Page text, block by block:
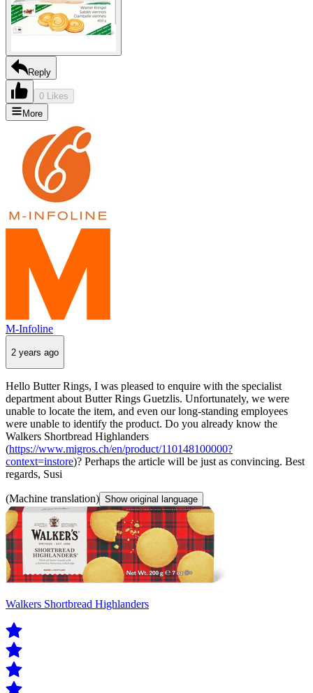
Reply
0 Likes
More
M-Infoline
2 years ago
Hello Butter Rings, I was pleased to enquire with the specialist
department about Butter Rings Guetzlis. Unfortunately, we were
unable to locate the item, and even our long-standing employees
were unable to identify the product. Do you already know the
Walkers Shortbread Highlanders
(https://www.migros.ch/en/product/110148100000?
context=instore)? Perhaps the article will be just as convincing. Best
regards, Susi
(Machine translation) Show original language
Walkers Shortbread Highlanders